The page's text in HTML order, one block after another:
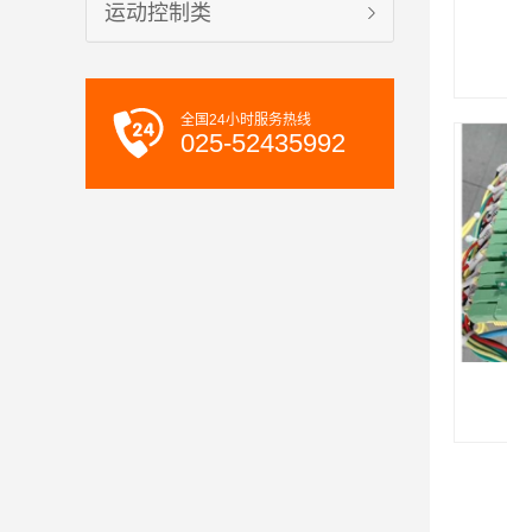
运动控制类
全国24小时服务热线
025-52435992